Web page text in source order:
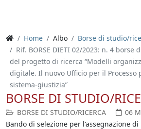
Home Albo
Borse di studio/
Rif. BORSE DIETI 02/2023: n. 4
del progetto di ricerca “Modelli
digitale. Il nuovo Ufficio per il Processo
sistema-giustizia”
BORSE DI STUDIO/
BORSE DI STUDIO/RICERCA
06
Bando di selezione per l'assegnazione di